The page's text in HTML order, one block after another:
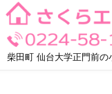
Skip
to
content
柴田町 仙台大学正門前の